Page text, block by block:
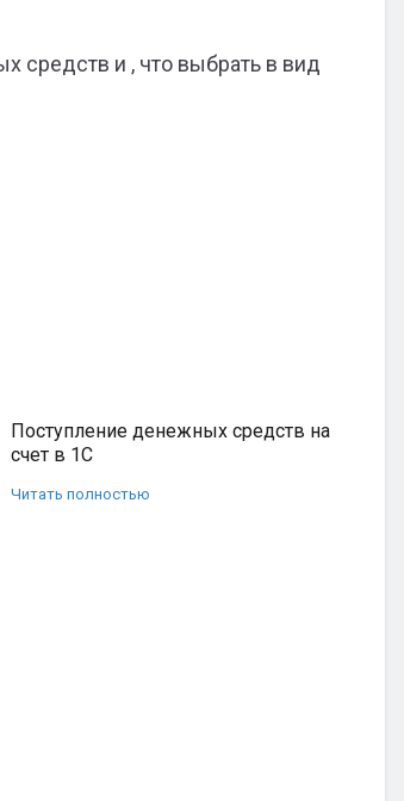
средств и , что выбрать в вид
Поступление денежных средств на
счет в 1С
Читать полностью